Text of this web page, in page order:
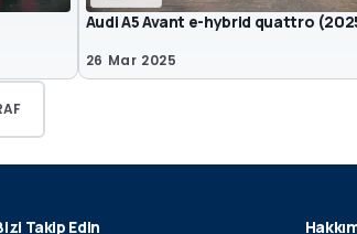
Audi A5 Avant e-hybrid quattro
26 Mar 2025
Takip Edin